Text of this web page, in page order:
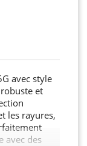
avec style
et
les rayures,
avec des